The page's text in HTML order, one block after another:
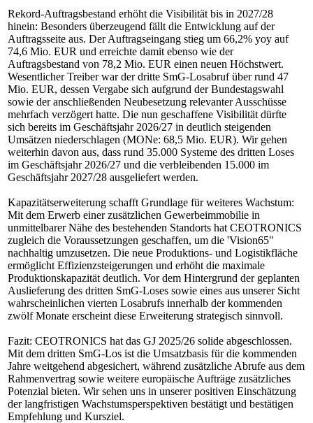
Rekord-Auftragsbestand erhöht die Visibilität bis in 2027/28
hinein: Besonders überzeugend fällt die Entwicklung auf der
Auftragsseite aus. Der Auftragseingang stieg um 66,2% yoy auf
74,6 Mio. EUR und erreichte damit ebenso wie der
Auftragsbestand von 78,2 Mio. EUR einen neuen Höchstwert.
Wesentlicher Treiber war der dritte SmG-Losabruf über rund 47
Mio. EUR, dessen Vergabe sich aufgrund der Bundestagswahl
sowie der anschließenden Neubesetzung relevanter Ausschüsse
mehrfach verzögert hatte. Die nun geschaffene Visibilität dürfte
sich bereits im Geschäftsjahr 2026/27 in deutlich steigenden
Umsätzen niederschlagen (MONe: 68,5 Mio. EUR). Wir gehen
weiterhin davon aus, dass rund 35.000 Systeme des dritten Loses
im Geschäftsjahr 2026/27 und die verbleibenden 15.000 im
Geschäftsjahr 2027/28 ausgeliefert werden.
Kapazitätserweiterung schafft Grundlage für weiteres Wachstum:
Mit dem Erwerb einer zusätzlichen Gewerbeimmobilie in
unmittelbarer Nähe des bestehenden Standorts hat CEOTRONICS
zugleich die Voraussetzungen geschaffen, um die 'Vision65"
nachhaltig umzusetzen. Die neue Produktions- und Logistikfläche
ermöglicht Effizienzsteigerungen und erhöht die maximale
Produktionskapazität deutlich. Vor dem Hintergrund der geplanten
Auslieferung des dritten SmG-Loses sowie eines aus unserer Sicht
wahrscheinlichen vierten Losabrufs innerhalb der kommenden
zwölf Monate erscheint diese Erweiterung strategisch sinnvoll.
Fazit: CEOTRONICS hat das GJ 2025/26 solide abgeschlossen.
Mit dem dritten SmG-Los ist die Umsatzbasis für die kommenden
Jahre weitgehend abgesichert, während zusätzliche Abrufe aus dem
Rahmenvertrag sowie weitere europäische Aufträge zusätzliches
Potenzial bieten. Wir sehen uns in unserer positiven Einschätzung
der langfristigen Wachstumsperspektiven bestätigt und bestätigen
Empfehlung und Kursziel.